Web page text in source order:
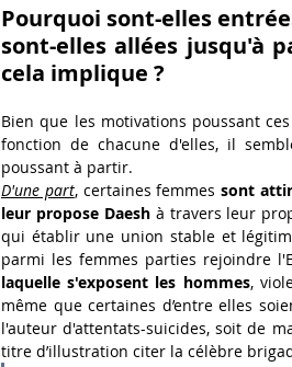
Pourquoi sont-elles
sont-elles allées jusqu'à
cela implique ?
Bien que les motivations poussant
fonction de chacune d'elles, il
poussant à partir.
D'une part, certaines femmes sont
leur propose Daesh à travers leur
qui établir une union stable et
parmi les femmes parties rejoindre
laquelle s'exposent les hommes,
même que certaines d’entre elles
l'auteur d'attentats-suicides, soit de
titre d’illustration citer la célèbre